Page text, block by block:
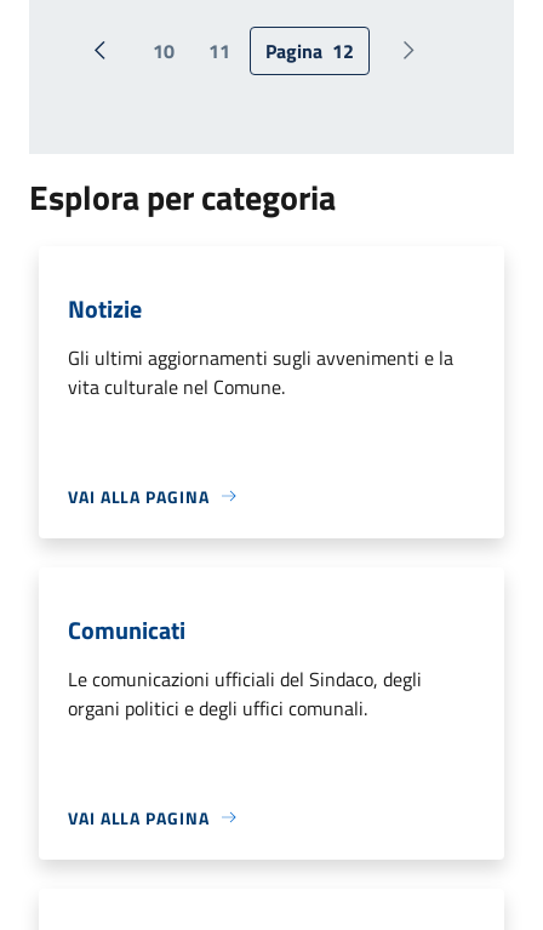
Pagina precedente
10 11 Pagina 12 Pagina
Esplora per categoria
Notizie
Gli ultimi aggiornamenti sugli avvenimenti e la
vita culturale nel Comune.
VAI ALLA PAGINA
Comunicati
Le comunicazioni ufficiali del Sindaco, degli
organi politici e degli uffici comunali.
VAI ALLA PAGINA